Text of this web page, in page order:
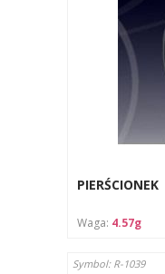
PIERŚCIONEK
Waga: 4.57g
Symbol: R-1039